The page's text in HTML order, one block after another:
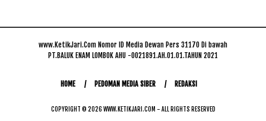
www.KetikJari.Com Nomor ID Media Dewan Pers 31170 Di bawah
PT.BALUK ENAM LOMBOK AHU -0021891.AH.01.01.TAHUN 2021
HOME PEDOMAN MEDIA SIBER REDAKSI
COPYRIGHT © 2026 WWW.KETIKJARI.COM - ALL RIGHTS RESERVED